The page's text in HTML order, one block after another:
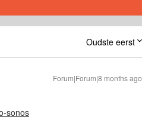
Oudste eerst
Forum|Forum|8 months ago
sonos